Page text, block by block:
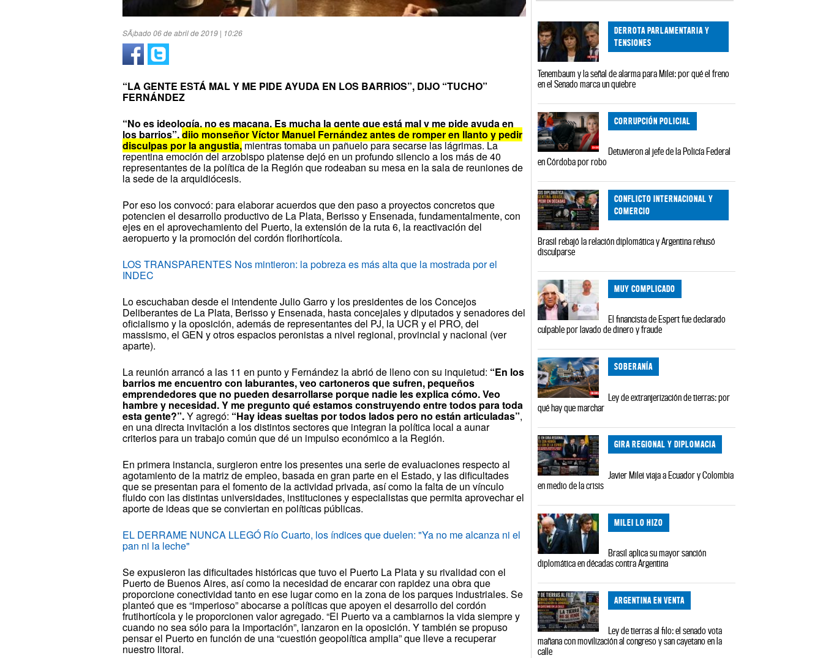
SÃ¡bado 06 de abril de 2019 | 10:26
“LA GENTE ESTÁ MAL Y ME PIDE AYUDA EN LOS BARRIOS”, DIJO “TUCHO”
FERNÁNDEZ
“No es ideología, no es macana. Es mucha la gente que está mal y me pide ayuda en
los barrios”,dijo monseñor Víctor Manuel Fernández antes de romper en llanto y pedir
disculpas por la angustia,mientras tomaba un pañuelo para secarse las lágrimas. La
repentina emoción del arzobispo platense dejó en un profundo silencio a los más de 40
representantes de la política de la Región que rodeaban su mesa en la sala de reuniones de
la sede de la arquidiócesis.
Por eso los convocó: para elaborar acuerdos que den paso a proyectos concretos que
potencien el desarrollo productivo de La Plata, Berisso y Ensenada, fundamentalmente, con
ejes en el aprovechamiento del Puerto, la extensión de la ruta 6, la reactivación del
aeropuerto y la promoción del cordón florihortícola.
LOS TRANSPARENTES Nos mintieron: la pobreza es más alta que la mostrada por el
INDEC
Lo escuchaban desde el intendente Julio Garro y los presidentes de los Concejos
Deliberantes de La Plata, Berisso y Ensenada, hasta concejales y diputados y senadores del
oficialismo y la oposición, además de representantes del PJ, la UCR y el PRO, del
massismo, el GEN y otros espacios peronistas a nivel regional, provincial y nacional (ver
aparte).
La reunión arrancó a las 11 en punto y Fernández la abrió de lleno con su inquietud: “En los
barrios me encuentro con laburantes, veo cartoneros que sufren, pequeños
emprendedores que no pueden desarrollarse porque nadie les explica cómo. Veo
hambre y necesidad. Y me pregunto qué estamos construyendo entre todos para toda
esta gente?”.Y agregó: “Hay ideas sueltas por todos lados pero no están articuladas”,
en una directa invitación a los distintos sectores que integran la política local a aunar
criterios para un trabajo común que dé un impulso económico a la Región.
En primera instancia, surgieron entre los presentes una serie de evaluaciones respecto al
agotamiento de la matriz de empleo, basada en gran parte en el Estado, y las dificultades
que se presentan para el fomento de la actividad privada, así como la falta de un vínculo
fluido con las distintas universidades, instituciones y especialistas que permita aprovechar el
aporte de ideas que se conviertan en políticas públicas.
EL DERRAME NUNCA LLEGÓ Río Cuarto, los índices que duelen: "Ya no me alcanza ni el
pan ni la leche"
Se expusieron las dificultades históricas que tuvo el Puerto La Plata y su rivalidad con el
Puerto de Buenos Aires, así como la necesidad de encarar con rapidez una obra que
proporcione conectividad tanto en ese lugar como en la zona de los parques industriales. Se
planteó que es “imperioso” abocarse a políticas que apoyen el desarrollo del cordón
frutihortícola y le proporcionen valor agregado. “El Puerto va a cambiarnos la vida siempre y
cuando no sea sólo para la importación”, lanzaron en la oposición. Y también se propuso
pensar el Puerto en función de una “cuestión geopolítica amplia” que lleve a recuperar
nuestro litoral.
DERROTA PARLAMENTARIA Y
TENSIONES
Tenembaum y la señal de alarma para Milei: por qué el freno
en el Senado marca un quiebre
CORRUPCIÓN POLICIAL
Detuvieron al jefe de la Policía Federal
en Córdoba por robo
CONFLICTO INTERNACIONAL Y
COMERCIO
Brasil rebajó la relación diplomática y Argentina rehusó
disculparse
MUY COMPLICADO
El financista de Espert fue declarado
culpable por lavado de dinero y fraude
SOBERANÍA
Ley de extranjerización de tierras: por
qué hay que marchar
GIRA REGIONAL Y DIPLOMACIA
Javier Milei viaja a Ecuador y Colombia
en medio de la crisis
MILEI LO HIZO
Brasil aplica su mayor sanción
diplomática en décadas contra Argentina
ARGENTINA EN VENTA
Ley de tierras al filo: el senado vota
mañana con movilización al congreso y san cayetano en la
calle